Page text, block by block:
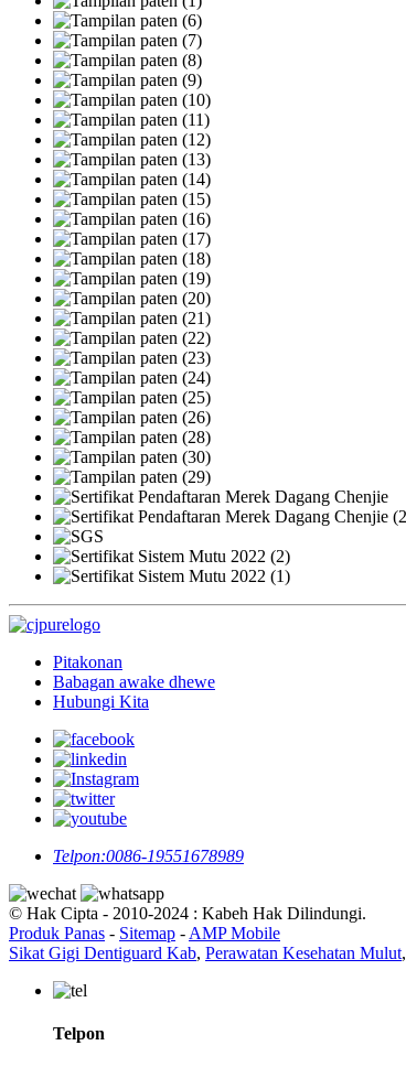
Pitakonan
Babagan awake dhewe
Hubungi Kita
Telpon:0086-19551678989
© Hak Cipta - 2010-2024 : Kabeh Hak Dilindungi.
Produk Panas - Sitemap - AMP Mobile
Sikat Gigi Dentiguard Kab, Perawatan Kesehatan Mulut,
Telpon